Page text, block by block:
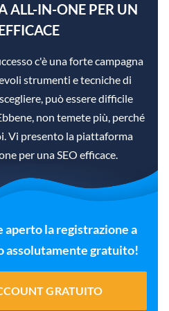
ALL-IN-ONE PER UN
c'è una forte campagna
strumenti e tecniche di
può essere difficile
non temete più, perché
Vi presento la piattaforma
per una SEO efficace.
la registrazione a
assolutamente gratuito!
GRATUITO